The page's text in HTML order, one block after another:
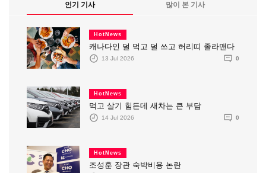
인기 기사 많이 본 기사
HotNews
캐나다인 덜 먹고 덜 쓰고 허리띠 졸라맨다
13 Jul 2026 0
HotNews
먹고 살기 힘든데 새차는 큰 부담
14 Jul 2026 0
HotNews
조성훈 장관 숙박비용 논란